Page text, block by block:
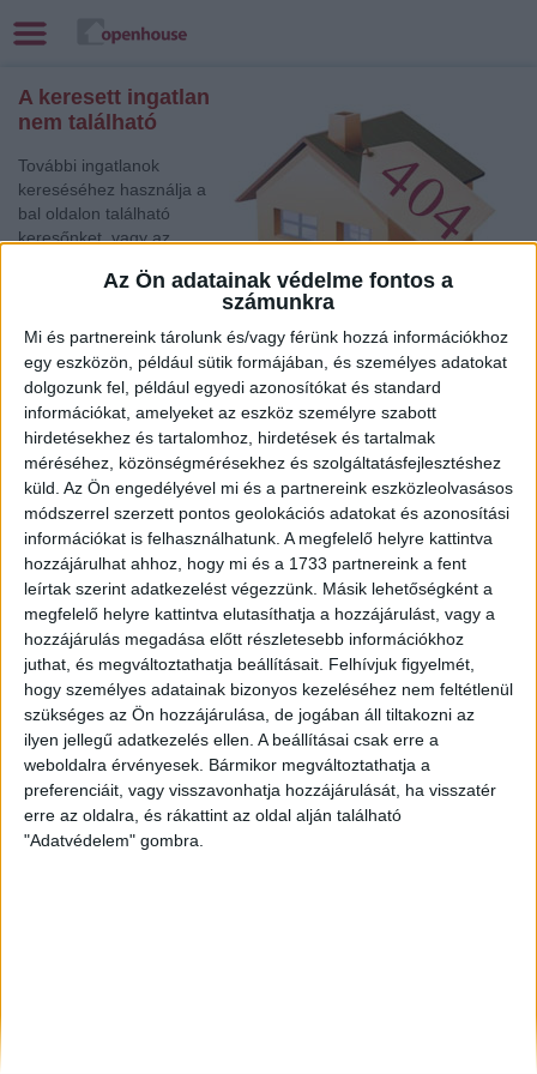
Az Ön adatainak védelme fontos a
számunkra
Mi és partnereink tárolunk és/vagy férünk hozzá információkhoz
egy eszközön, például sütik formájában, és személyes adatokat
dolgozunk fel, például egyedi azonosítókat és standard
információkat, amelyeket az eszköz személyre szabott
hirdetésekhez és tartalomhoz, hirdetések és tartalmak
méréséhez, közönségmérésekhez és szolgáltatásfejlesztéshez
küld. Az Ön engedélyével mi és a partnereink eszközleolvasásos
módszerrel szerzett pontos geolokációs adatokat és azonosítási
információkat is felhasználhatunk. A megfelelő helyre kattintva
hozzájárulhat ahhoz, hogy mi és a 1733 partnereink a fent
leírtak szerint adatkezelést végezzünk. Másik lehetőségként a
megfelelő helyre kattintva elutasíthatja a hozzájárulást, vagy a
hozzájárulás megadása előtt részletesebb információkhoz
juthat, és megváltoztathatja beállításait. Felhívjuk figyelmét,
hogy személyes adatainak bizonyos kezeléséhez nem feltétlenül
szükséges az Ön hozzájárulása, de jogában áll tiltakozni az
ilyen jellegű adatkezelés ellen. A beállításai csak erre a
weboldalra érvényesek. Bármikor megváltoztathatja a
preferenciáit, vagy visszavonhatja hozzájárulását, ha visszatér
erre az oldalra, és rákattint az oldal alján található
"Adatvédelem" gombra.
A keresett ingatlan
nem található
További ingatlanok
kereséséhez használja a
bal oldalon található
keresőnket, vagy az
Keszthely, Eladó Családi ház
Keszthely, Eladó és Kiadó Nyaraló, Telek, Zárt kert
Debrecen, Eladó Társasházi lakás
, Eladó Családi ház
Jászberény, Eladó Családi ház
Keszthely, Eladó Társasházi lakás
Balatonlelle, Eladó Családi ház
Mosonmagyaróvár, Eladó Családi ház
Békéscsaba
, Eladó Családi ház